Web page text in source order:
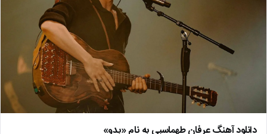
دانلود آهنگ عرفان طهماسبی به نام «بدو»